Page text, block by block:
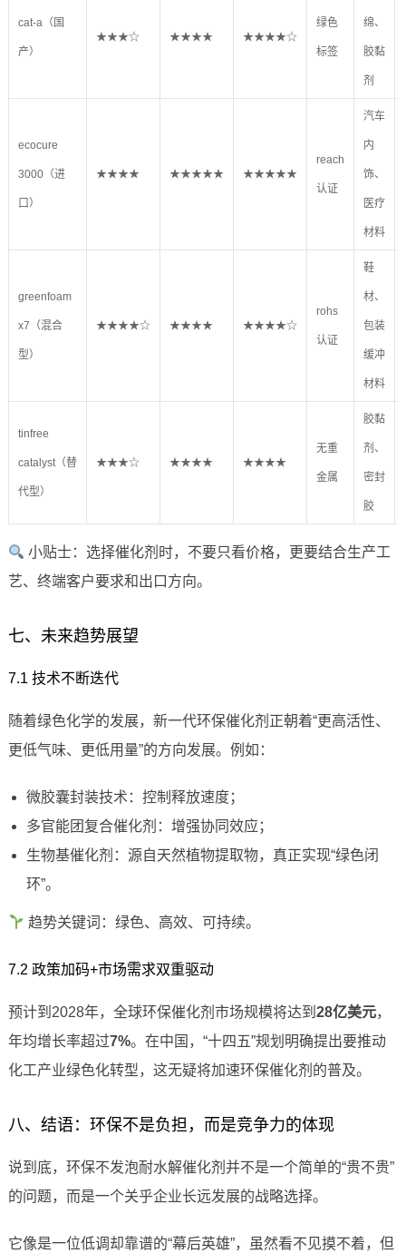
cat-a（国
产）
★★★☆ ★★★★ ★★★★☆
绿色
标签
绵、
胶黏
剂
ecocure
3000（进
口）
★★★★ ★★★★★ ★★★★★
reach
认证
汽车
内
饰、
医疗
材料
greenfoam
x7（混合
型）
★★★★☆ ★★★★ ★★★★☆
rohs
认证
鞋
材、
包装
缓冲
材料
tinfree
catalyst（替
代型）
★★★☆ ★★★★ ★★★★
无重
金属
胶黏
剂、
密封
胶
小贴士：选择催化剂时，不要只看价格，更要结合生产工
艺、终端客户要求和出口方向。
七、未来趋势展望
7.1 技术不断迭代
随着绿色化学的发展，新一代环保催化剂正朝着“更高活性、
更低气味、更低用量”的方向发展。例如：
微胶囊封装技术：控制释放速度；
多官能团复合催化剂：增强协同效应；
生物基催化剂：源自天然植物提取物，真正实现“绿色闭
环”。
趋势关键词：绿色、高效、可持续。
7.2 政策加码+市场需求双重驱动
预计到2028年，全球环保催化剂市场规模将达到 28亿美元，
年均增长率超过7%。在中国，“十四五”规划明确提出要推动
化工产业绿色化转型，这无疑将加速环保催化剂的普及。
八、结语：环保不是负担，而是竞争力的体现
说到底，环保不发泡耐水解催化剂并不是一个简单的“贵不贵”
的问题，而是一个关乎企业长远发展的战略选择。
它像是一位低调却靠谱的“幕后英雄”，虽然看不见摸不着，但